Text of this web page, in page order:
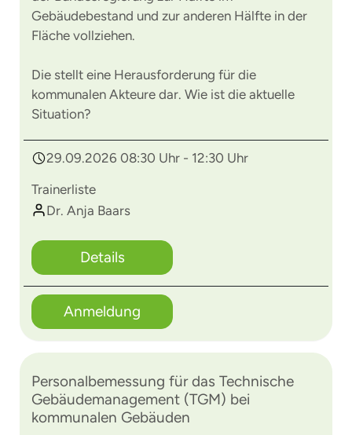
Gebäudebestand und zur anderen Hälfte in der
Fläche vollziehen.
Die stellt eine Herausforderung für die
kommunalen Akteure dar. Wie ist die aktuelle
Situation?
29.09.2026 08:30 Uhr - 12:30 Uhr
Trainerliste
Dr. Anja Baars
Details
Anmeldung
Personalbemessung für das Technische
Gebäudemanagement (TGM) bei
kommunalen Gebäuden